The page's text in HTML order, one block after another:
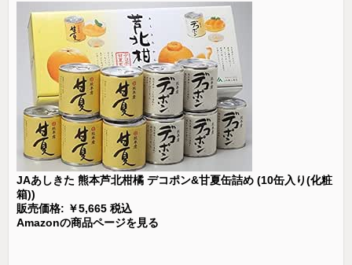
JAあしきた 熊本芦北柑橘 デコポン&甘夏缶詰め (10缶入り(化粧
箱))
販売価格: ￥5,665 税込
Amazonの商品ページを見る